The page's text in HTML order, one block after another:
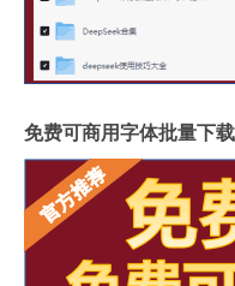
免费可商用字体批量下载